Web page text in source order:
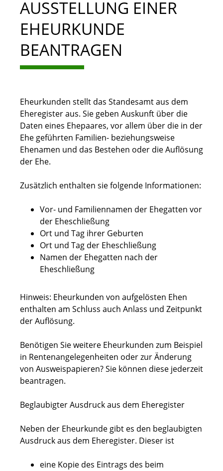
AUSSTELLUNG EINER
EHEURKUNDE
BEANTRAGEN
Eheurkunden stellt das Standesamt aus dem
Eheregister aus. Sie geben Auskunft über die
Daten eines Ehepaares, vor allem über die in der
Ehe geführten Familien- beziehungsweise
Ehenamen und das Bestehen oder die Auflösung
der Ehe.
Zusätzlich enthalten sie folgende Informationen:
Vor- und Familiennamen der Ehegatten vor
der Eheschließung
Ort und Tag ihrer Geburten
Ort und Tag der Eheschließung
Namen der Ehegatten nach der
Eheschließung
Hinweis: Eheurkunden von aufgelösten Ehen
enthalten am Schluss auch Anlass und Zeitpunkt
der Auflösung.
Benötigen Sieweitere Eheurkunden zum Beispiel
in Rentenangelegenheiten oder zur Änderung
von Ausweispapieren? Sie können diese jederzeit
beantragen.
Beglaubigter Ausdruck aus dem Eheregister
Neben der Eheurkunde gibt es den beglaubigten
Ausdruck aus dem Eheregister. Dieser ist
eine Kopie des Eintrags des beim